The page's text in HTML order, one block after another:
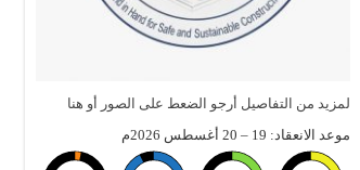
لمزيد من التفاصيل أرجو الضعط على الصور أو هنا
موعد الانعقاد: 19 – 20 أغسطس 2026م